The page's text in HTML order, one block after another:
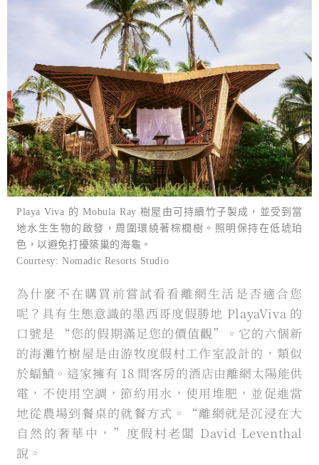
Playa Viva 的 Mobula Ray 樹屋由可持續竹子製成，並受到當
地水生生物的啟發，周圍環繞著棕櫚樹。照明保持在低琥珀
色，以避免打擾築巢的海龜。
Courtesy: Nomadic Resorts Studio
為什麼不在購買前嘗試看看離網生活是否適合您
呢？具有生態意識的墨西哥度假勝地 PlayaViva 的
口號是 “您的假期滿足您的價值觀”。它的六個新
的海灘竹樹屋是由游牧度假村工作室設計的，類似
於蝠鱝。這家擁有 18 間客房的酒店由離網太陽能供
電，不使用空調，節約用水，使用堆肥，並促進當
地從農場到餐桌的就餐方式。“離網就是沉浸在大
自然的奢華中，”度假村老闆 David Leventhal
說。